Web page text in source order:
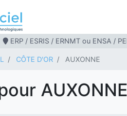
ERP / ESRIS / ERNMT ou ENSA /
CÔTE D'OR AUXONNE
AUXONNE